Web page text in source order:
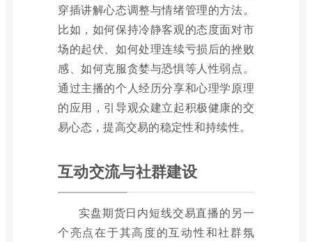
穿插讲解心态调整与情绪管理的方法。
比如，如何保持冷静客观的态度面对市
场的起伏、如何处理连续亏损后的挫败
感、如何克服贪婪与恐惧等人性弱点。
通过主播的个人经历分享和心理学原理
的应用，引导观众建立起积极健康的交
易心态，提高交易的稳定性和持续性。
互动交流与社群建设
实盘期货日内短线交易直播的另一
个亮点在于其高度的互动性和社群氛